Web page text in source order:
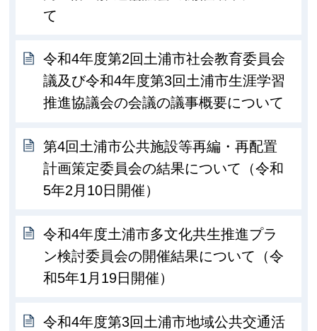
て
令和4年度第2回土浦市社会教育委員会
議及び令和4年度第3回土浦市生涯学習
推進協議会の会議の議事概要について
第4回土浦市公共施設等再編・再配置
計画策定委員会の結果について（令和
5年2月10日開催）
令和4年度土浦市多文化共生推進プラ
ン検討委員会の開催結果について（令
和5年1月19日開催）
令和4年度第3回土浦市地域公共交通活